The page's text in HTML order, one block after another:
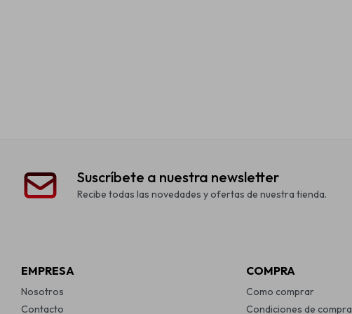
Suscríbete a nuestra newsletter
Recibe todas las novedades y ofertas de nuestra tienda.
EMPRESA
Nosotros
Contacto
COMPRA
Como comprar
Condiciones de compra